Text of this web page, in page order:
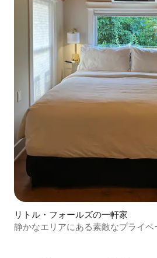
リトル・フォールズの一軒家
静かなエリアにある素敵なプライベ